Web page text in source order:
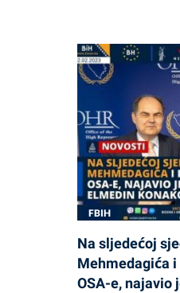
FBIH
Na sljedećoj
Mehmedagića
OSA-e, najavio